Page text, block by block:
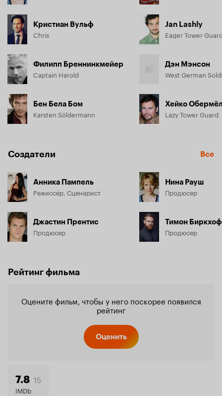
Кристиан Вульф
Chris
Филипп Бреннинкмейер
Captain Harold
Бен Бела Бом
Karsten Söldermann
Jan Lashly
Eager Tower
Дэн Мэнсон
West German
Хейко
Lazy Tower Guard
Создатели Все
Анника Пампель
Режиссёр, Сценарист
Джастин Прентис
Продюсер
Нина Рауш
Продюсер
Тимон
Продюсер
Рейтинг фильма
Оцените фильм, чтобы у него поскорее появился
рейтинг
Оценить
7.8 15
IMDb